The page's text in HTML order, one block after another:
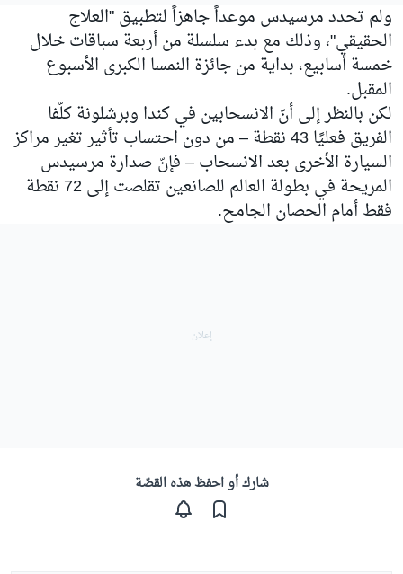
ولم تحدد مرسيدس موعداً جاهزاً لتطبيق "العلاج
الحقيقي"، وذلك مع بدء سلسلة من أربعة سباقات خلال
خمسة أسابيع، بداية من جائزة النمسا الكبرى الأسبوع
المقبل.
لكن بالنظر إلى أنّ الانسحابين في كندا وبرشلونة كلّفا
الفريق فعليًا 43 نقطة – من دون احتساب تأثير تغير مراكز
السيارة الأخرى بعد الانسحاب – فإنّ صدارة مرسيدس
المريحة في بطولة العالم للصانعين تقلصت إلى 72 نقطة
فقط أمام الحصان الجامح.
شارك أو احفظ هذه القصّة